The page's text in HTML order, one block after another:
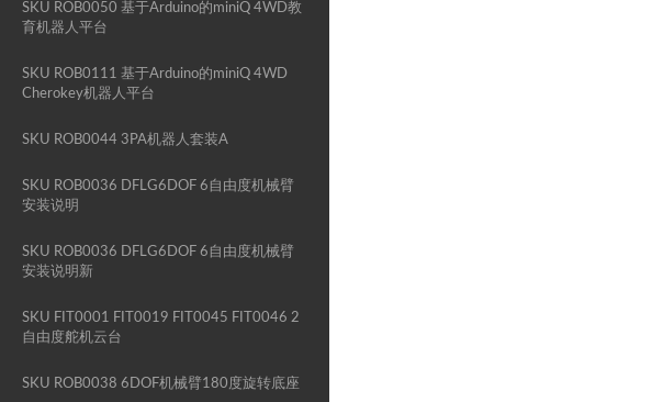
SKU ROB0050 基于Arduino的miniQ 4WD教
育机器人平台
SKU ROB0111 基于Arduino的miniQ 4WD
Cherokey机器人平台
SKU ROB0044 3PA机器人套装A
SKU ROB0036 DFLG6DOF 6自由度机械臂
安装说明
SKU ROB0036 DFLG6DOF 6自由度机械臂
安装说明新
SKU FIT0001 FIT0019 FIT0045 FIT0046 2
自由度舵机云台
SKU ROB0038 6DOF机械臂180度旋转底座